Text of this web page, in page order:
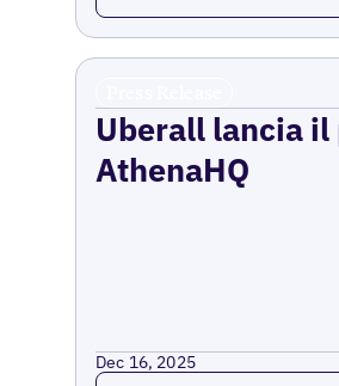
Uberall lancia il
AthenaHQ
Dec 16, 2025